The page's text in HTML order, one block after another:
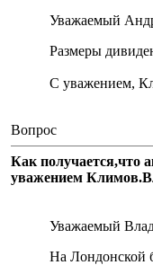
Уважаемый
Размеры
С уважением,
Вопрос
Как получается,что
уважением
Уважаемый
На Лондонской